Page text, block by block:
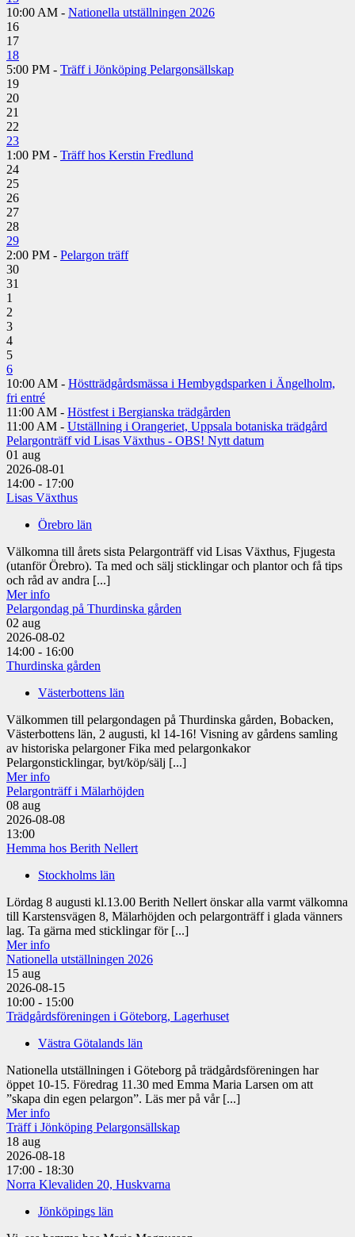
10:00 AM - Nationella utställningen 2026
16
17
18
5:00 PM - Träff i Jönköping Pelargonsällskap
19
20
21
22
23
1:00 PM - Träff hos Kerstin Fredlund
24
25
26
27
28
29
2:00 PM - Pelargon träff
30
31
1
2
3
4
5
6
10:00 AM - Höstträdgårdsmässa i Hembygdsparken i Ängelholm,
fri entré
11:00 AM - Höstfest i Bergianska trädgården
11:00 AM - Utställning i Orangeriet, Uppsala botaniska trädgård
Pelargonträff vid Lisas Växthus - OBS! Nytt datum
01 aug
2026-08-01
14:00 - 17:00
Lisas Växthus
Örebro län
Välkomna till årets sista Pelargonträff vid Lisas Växthus, Fjugesta
(utanför Örebro). Ta med och sälj sticklingar och plantor och få tips
och råd av andra [...]
Mer info
Pelargondag på Thurdinska gården
02 aug
2026-08-02
14:00 - 16:00
Thurdinska gården
Västerbottens län
Välkommen till pelargondagen på Thurdinska gården, Bobacken,
Västerbottens län, 2 augusti, kl 14-16! Visning av gårdens samling
av historiska pelargoner Fika med pelargonkakor
Pelargonsticklingar, byt/köp/sälj [...]
Mer info
Pelargonträff i Mälarhöjden
08 aug
2026-08-08
13:00
Hemma hos Berith Nellert
Stockholms län
Lördag 8 augusti kl.13.00 Berith Nellert önskar alla varmt välkomna
till Karstensvägen 8, Mälarhöjden och pelargonträff i glada vänners
lag. Ta gärna med sticklingar för [...]
Mer info
Nationella utställningen 2026
15 aug
2026-08-15
10:00 - 15:00
Trädgårdsföreningen i Göteborg, Lagerhuset
Västra Götalands län
Nationella utställningen i Göteborg på trädgårdsföreningen har
öppet 10-15. Föredrag 11.30 med Emma Maria Larsen om att
”skapa din egen pelargon”. Läs mer på vår [...]
Mer info
Träff i Jönköping Pelargonsällskap
18 aug
2026-08-18
17:00 - 18:30
Norra Klevaliden 20, Huskvarna
Jönköpings län